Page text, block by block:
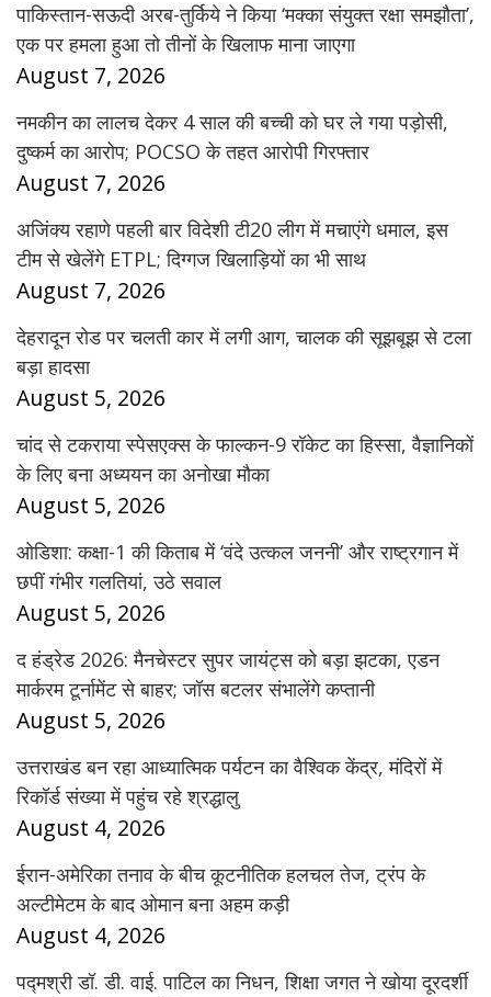
पाकिस्तान-सऊदी अरब-तुर्किये ने किया ‘मक्का संयुक्त रक्षा समझौता’,
एक पर हमला हुआ तो तीनों के खिलाफ माना जाएगा
August 7, 2026
नमकीन का लालच देकर 4 साल की बच्ची को घर ले गया पड़ोसी,
दुष्कर्म का आरोप; POCSO के तहत आरोपी गिरफ्तार
August 7, 2026
अजिंक्य रहाणे पहली बार विदेशी टी20 लीग में मचाएंगे धमाल, इस
टीम से खेलेंगे ETPL; दिग्गज खिलाड़ियों का भी साथ
August 7, 2026
देहरादून रोड पर चलती कार में लगी आग, चालक की सूझबूझ से टला
बड़ा हादसा
August 5, 2026
चांद से टकराया स्पेसएक्स के फाल्कन-9 रॉकेट का हिस्सा, वैज्ञानिकों
के लिए बना अध्ययन का अनोखा मौका
August 5, 2026
ओडिशा: कक्षा-1 की किताब में ‘वंदे उत्कल जननी’ और राष्ट्रगान में
छपीं गंभीर गलतियां, उठे सवाल
August 5, 2026
द हंड्रेड 2026: मैनचेस्टर सुपर जायंट्स को बड़ा झटका, एडन
मार्करम टूर्नामेंट से बाहर; जॉस बटलर संभालेंगे कप्तानी
August 5, 2026
उत्तराखंड बन रहा आध्यात्मिक पर्यटन का वैश्विक केंद्र, मंदिरों में
रिकॉर्ड संख्या में पहुंच रहे श्रद्धालु
August 4, 2026
ईरान-अमेरिका तनाव के बीच कूटनीतिक हलचल तेज, ट्रंप के
अल्टीमेटम के बाद ओमान बना अहम कड़ी
August 4, 2026
पद्मश्री डॉ. डी. वाई. पाटिल का निधन, शिक्षा जगत ने खोया दूरदर्शी